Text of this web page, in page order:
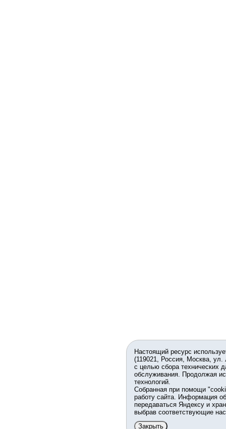
Настоящий ресурс
(119021, Россия, Москва,
с целью сбора технических
обслуживания. Продолжая
технологий.
Собранная при помощи
работу сайта. Информация
передаваться Яндексу и
выбрав соответствующие
Закрыть